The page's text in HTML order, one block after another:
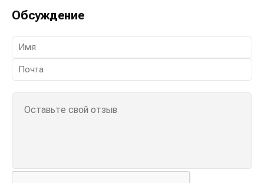
Обсуждение